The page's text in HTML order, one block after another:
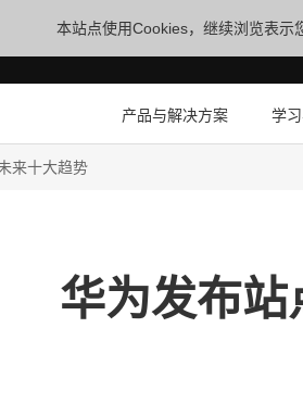
本站点使用Cookies，继续浏览表示
产品与解决方案 学
来十大趋势
华为发布